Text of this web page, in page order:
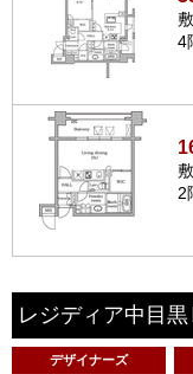
4
2
レジディア中目
デザイナーズ